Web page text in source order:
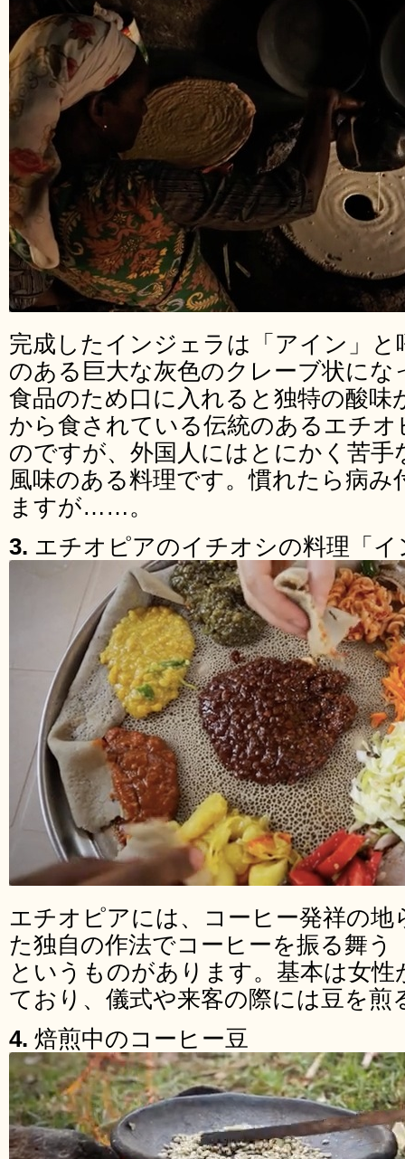
完成したインジェラは「アイン」
のある巨大な灰色のクレーブ状にな
食品のため口に入れると独特の酸味
から食されている伝統のあるエチ
のですが、外国人にはとにかく苦手
風味のある料理です。慣れたら病
ますが……。
3. エチオピアのイチオシの料理「
エチオピアには、コーヒー発祥の地
た独自の作法でコーヒーを振る舞う
というものがあります。基本は女
ており、儀式や来客の際には豆を
4. 焙煎中のコーヒー豆